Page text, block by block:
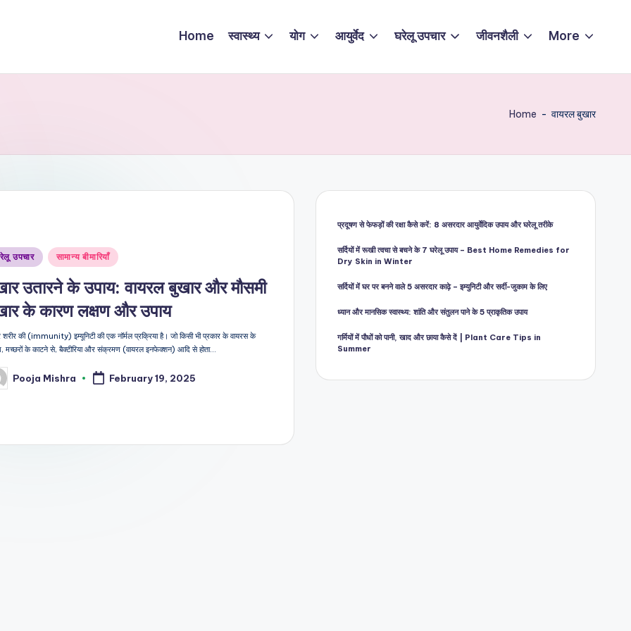
Home स्वास्थ्य योग आयुर्वेद घरेलू उपचार जीवनशैली More
Home - वायरल बुखार
उपचार सामान्य बीमारियाँ
उतारने के उपाय: वायरल बुखार और मौसमी
के कारण लक्षण और उपाय
शरीर की (immunity) इम्यूनिटी की एक नॉर्मल प्रक्रिया है। जो किसी भी प्रकार के वायरस के
मच्छरों के काटने से, बैक्टीरिया और संक्रमण (वायरल इनफेक्शन) आदि से होता…
Pooja Mishra February 19, 2025
प्रदूषण से फेफड़ों की रक्षा कैसे करें: 8 असरदार आयुर्वेदिक उपाय और घरेलू तरीके
सर्दियों में रूखी त्वचा से बचने के 7 घरेलू उपाय – Best Home Remedies for
Dry Skin in Winter
सर्दियों में घर पर बनने वाले 5 असरदार काढ़े – इम्युनिटी और सर्दी-जुकाम के लिए
ध्यान और मानसिक स्वास्थ्य: शांति और संतुलन पाने के 5 प्राकृतिक उपाय
गर्मियों में पौधों को पानी, खाद और छाया कैसे दें | Plant Care Tips in
Summer